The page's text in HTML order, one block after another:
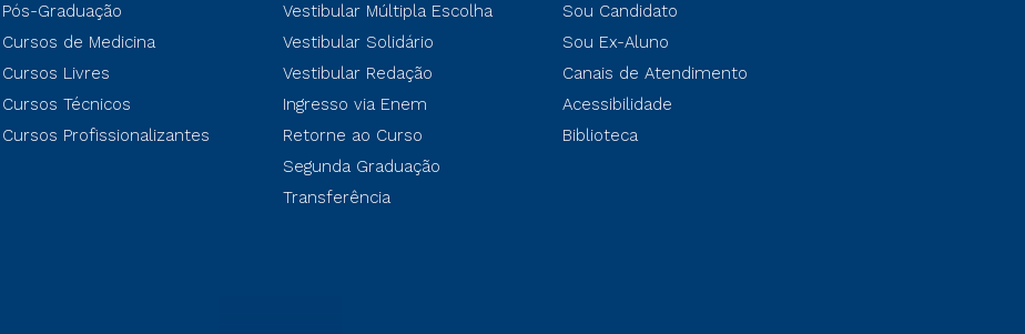
Pós-Graduação
Cursos de Medicina
Cursos Livres
Cursos Técnicos
Cursos Profissionalizantes
Vestibular Múltipla Escolha
Vestibular Solidário
Vestibular Redação
Ingresso via Enem
Retorne ao Curso
Segunda Graduação
Transferência
Sou Candidato
Sou Ex-Aluno
Canais de Atendimento
Acessibilidade
Biblioteca